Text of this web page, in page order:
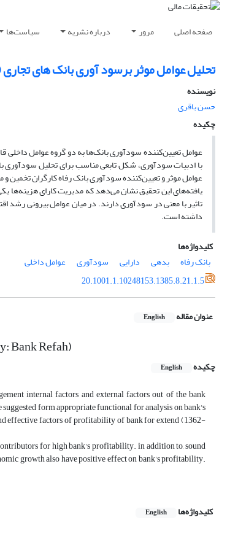
صفحه اصلی مرور درباره نشریه سیاست‌ها
تحلیل عوامل موثر برسود آوری بانک های
نویسنده
حسن باقری
چکیده
عوامل تعیین‌کننده سودآوری بانک‌ها به دو گروه عوامل داخلی
عوامل موثر و تعیین‌کننده سودآوری بانک رفاه کارگران تخمین
یافته‌های این تحقیق نشان می‌دهد که مدیریت کارای هزینه‌ها
تاثیر با معنی در سودآوری دارند. در میان عوامل بیرونی رشد
داشته است.
کلیدواژه‌ها
بانک رفاه
بدهی دارایی سودآوری
عوامل داخلی
20.1001.1.10248153.1385.8.21.1.5
عنوان مقاله English
Bank Refah)
چکیده English
internal factors and external factors out of the bank
form appropriate functional for analysis on bank's
effective factors of profitability of bank for extend (1362-
for high bank's profitability. in addition to, sound
growth also have positive effect on bank's profitability.
کلیدواژه‌ها English